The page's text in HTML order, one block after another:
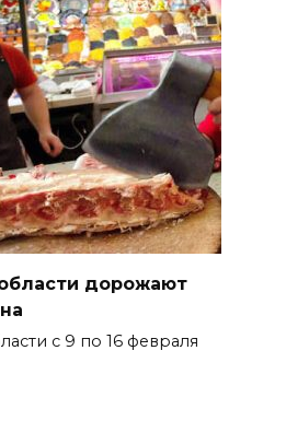
дорожают
с 9 по 16 февраля